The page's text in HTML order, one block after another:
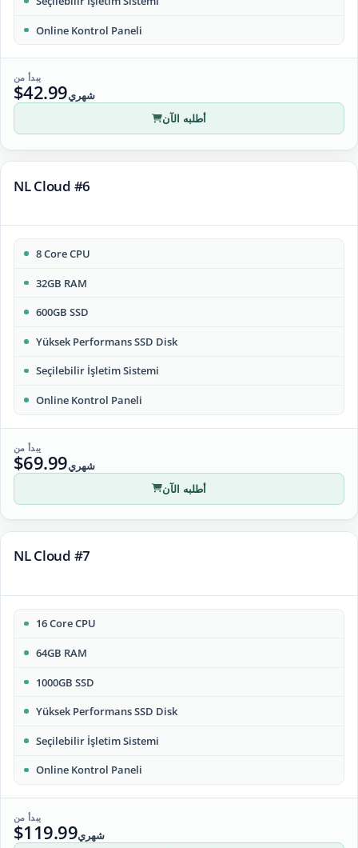
Online Kontrol Paneli
يبدأ من
$42.99شهري
أطلبه الآن
NL Cloud #6
8 Core CPU
32GB RAM
600GB SSD
Yüksek Performans SSD Disk
Seçilebilir İşletim Sistemi
Online Kontrol Paneli
يبدأ من
$69.99شهري
أطلبه الآن
NL Cloud #7
16 Core CPU
64GB RAM
1000GB SSD
Yüksek Performans SSD Disk
Seçilebilir İşletim Sistemi
Online Kontrol Paneli
يبدأ من
$119.99شهري